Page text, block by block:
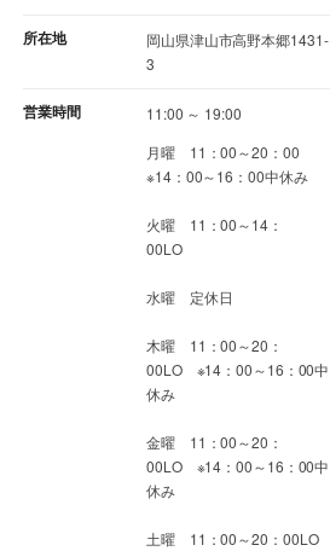
所在地
岡山県津山市高野本郷1431-
3
営業時間
11:00 ～ 19:00
月曜 11：00～20：00
※14：00～16：00中休み
火曜 11：00～14：
00LO
水曜 定休日
木曜 11：00～20：
00LO ※14：00～16：00中
休み
金曜 11：00～20：
00LO ※14：00～16：00中
休み
土曜 11：00～20：00LO